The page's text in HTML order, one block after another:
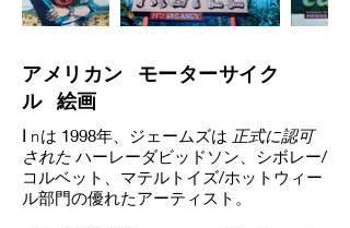
アメリカン モーターサイク
ル 絵画
I nは 1998年、ジェームズは 正式に認可
された ハーレーダビッドソン、シボレー/
コルベット、マテルトイズ/ホットウィー
ル部門の優れたアーティスト。